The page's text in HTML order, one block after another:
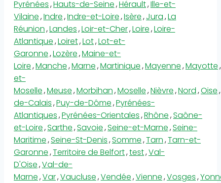
Pyrénées,Hauts-de-Seine,Hérault,Ille-et-
Vilaine,Indre,Indre-et-Loire,Isère,Jura,La
Réunion,Landes,Loir-et-Cher,Loire,Loire-
Atlantique,Loiret,Lot,Lot-et-
Garonne,Lozère,Maine-et-
Loire,Manche,Marne,Martinique,Mayenne,Mayotte,
et-
Moselle,Meuse,Morbihan,Moselle,Nièvre,Nord,Oise,
de-Calais,Puy-de-Dôme,Pyrénées-
Atlantiques,Pyrénées-Orientales,Rhône,Saône-
et-Loire,Sarthe,Savoie,Seine-et-Marne,Seine-
Maritime,Seine-St-Denis,Somme,Tarn,Tarn-et-
Garonne,Territoire de Belfort,test,Val-
D'Oise,Val-de-
Marne,Var,Vaucluse,Vendée,Vienne,Vosges,